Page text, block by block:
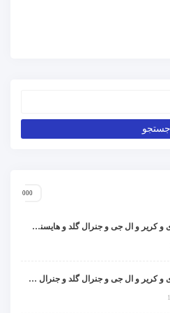
مقایسه کولر گازی گری و کریر و ال جی و جنرال گلد و هایسنس و مدیا و اجنرال
مقایسه کولر گازی گری و کریر و ال جی و جنرال گلد و جنرال شکار و سامسونگ و یونیوا